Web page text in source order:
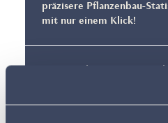
präzisere Pflanzenbau-
mit nur einem Klick!